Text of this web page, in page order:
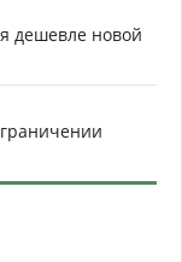
дешевле новой